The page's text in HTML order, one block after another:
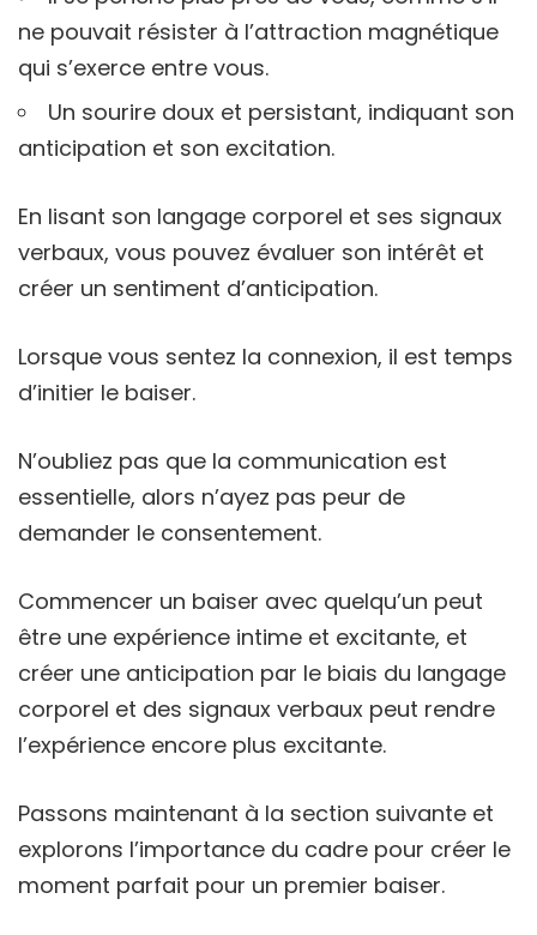
ne pouvait résister à l’attraction magnétique
qui s’exerce entre vous.
Un sourire doux et persistant, indiquant son
anticipation et son excitation.
En lisant son langage corporel et ses signaux
verbaux, vous pouvez évaluer son intérêt et
créer un sentiment d’anticipation.
Lorsque vous sentez la connexion, il est temps
d’initier le baiser.
N’oubliez pas que la communication est
essentielle, alors n’ayez pas peur de
demander le consentement.
Commencer un baiser avec quelqu’un peut
être une expérience intime et excitante, et
créer une anticipation par le biais du langage
corporel et des signaux verbaux peut rendre
l’expérience encore plus excitante.
Passons maintenant à la section suivante et
explorons l’importance du cadre pour créer le
moment parfait pour un premier baiser.